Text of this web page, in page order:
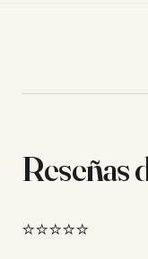
Reseñas
⭐⭐⭐⭐⭐